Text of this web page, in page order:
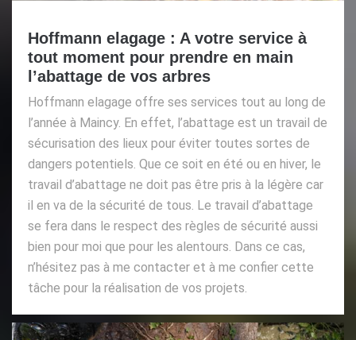
Hoffmann elagage : A votre service à
tout moment pour prendre en main
l’abattage de vos arbres
Hoffmann elagage offre ses services tout au long de
l’année à Maincy. En effet, l’abattage est un travail de
sécurisation des lieux pour éviter toutes sortes de
dangers potentiels. Que ce soit en été ou en hiver, le
travail d’abattage ne doit pas être pris à la légère car
il en va de la sécurité de tous. Le travail d’abattage
se fera dans le respect des règles de sécurité aussi
bien pour moi que pour les alentours. Dans ce cas,
n’hésitez pas à me contacter et à me confier cette
tâche pour la réalisation de vos projets.